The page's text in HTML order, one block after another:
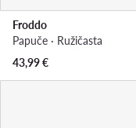
Froddo
Papuče · Ružičasta
43,99€